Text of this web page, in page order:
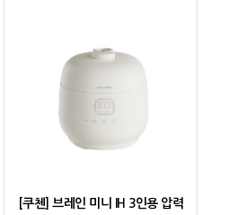
[쿠첸] 브레인 미니 IH 3인용 압력